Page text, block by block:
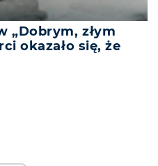
„Dobrym, złym
okazało się, że